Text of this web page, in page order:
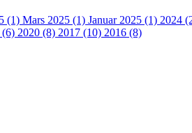
(1) Mars 2025 (1) Januar 2025 (1) 2024
(6) 2020 (8) 2017 (10) 2016 (8)